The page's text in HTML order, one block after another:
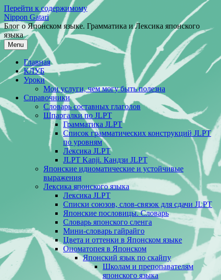
Перейти к содержимому
Nippon Gatari
Блог о Японском языке. Грамматика и Лексика японского
языка
Menu
Главная
КЛУБ
Уроки
Мои услуги, чем могу быть полезна
Справочники
Словарь составных глаголов
Шпаргалки по JLPT
Грамматика JLPT
Список грамматических конструкций JLPT
по уровням
Лексика JLPT
JLPT Kanji. Кандзи JLPT
Японские идиоматические и устойчивые
выражения
Лексика японского языка
Лексика JLPT
Списки союзов, слов-связок для сдачи JLPT
Японские пословицы. Словарь
Словарь японского сленга
Мини-словарь гайрайго
Цвета и оттенки в Японском языке
Ономатопея в Японском
Японский язык по скайпу
Школам и препопавателям
японского языка